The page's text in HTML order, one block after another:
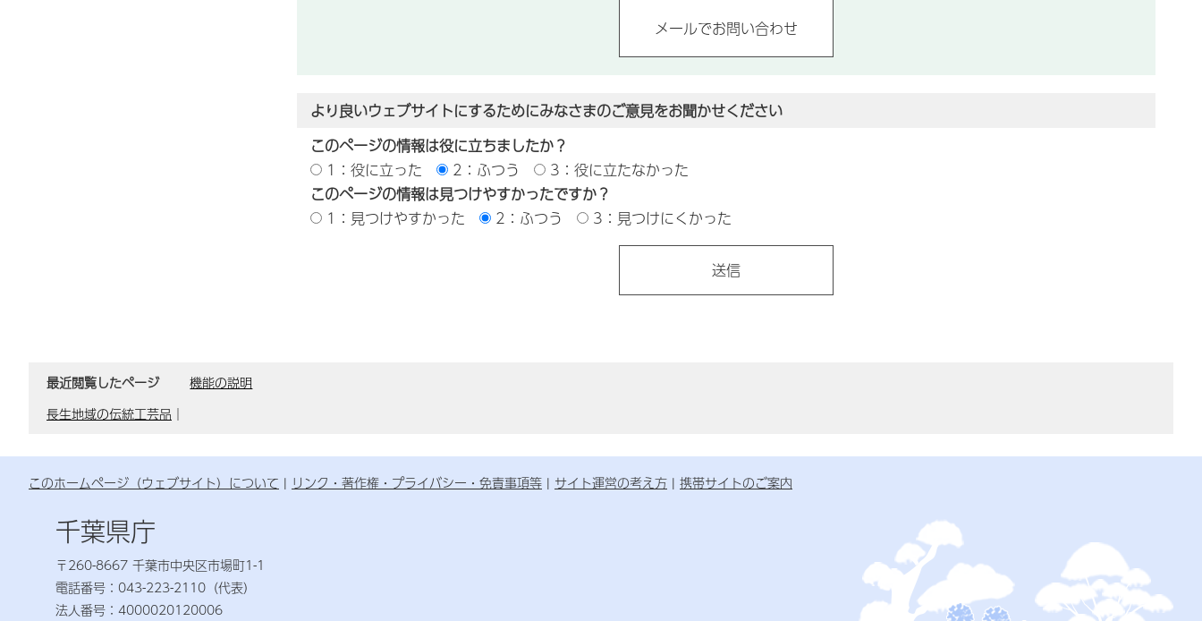
より良いウェブサイトにするためにみなさまのご意見をお聞かせください
このページの情報は役に立ちましたか？
1：役に立った
2：ふつう
3：役に立たなかった
このページの情報は見つけやすかったですか？
1：見つけやすかった
2：ふつう 3：見つけにくかった
最近閲覧したページ
機能の説明
長生地域の伝統工芸品 ｜
このホームページ（ウェブサイト）について リンク・著作権・プライバシー・免責事項等 サイト運営の考え方 携帯サイトのご案内
千葉県庁
〒260-8667 千葉市中央区市場町1-1
電話番号：043-223-2110（代表）
法人番号：4000020120006